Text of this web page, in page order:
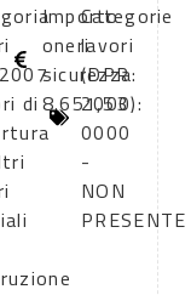
di
Importo
oneri
sicurezza:
8.651,53
Categorie
lavori
(DPR
2000):
0000
-
NON
PRESENTE